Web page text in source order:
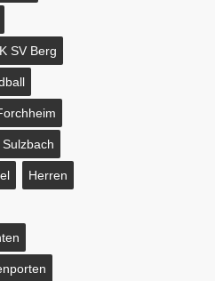
SV Berg
Sulzbach
Herren